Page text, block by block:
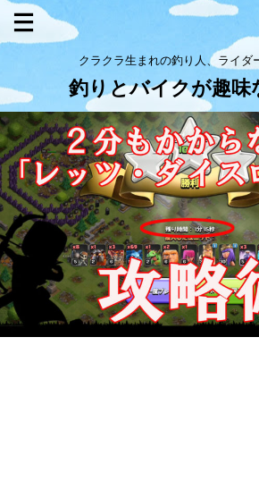
クラクラ生まれの釣り人、ライダ
釣りとバイクが趣味